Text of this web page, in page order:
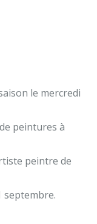
le mercredi
peintures à
peintre de
septembre.